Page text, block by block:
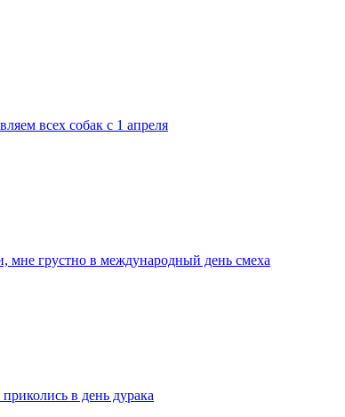
всех собак с 1 апреля
мне грустно в международный день смеха
в день дурака